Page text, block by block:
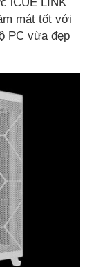
mát tốt với
PC vừa đẹp